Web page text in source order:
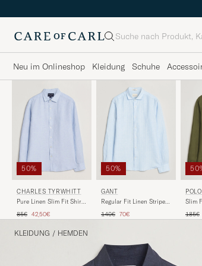
Suche
Neu im Onlineshop Kleidung Schuhe
50%
CHARLES TYRWHITT
Pure Linen Slim Fit Shirt
Regulärer Preis
85€ Reduzierter Preis
42,50€
50%
GANT
Regular Fit Linen Striped
Regulärer Preis
140€ Reduzierter Preis
70€
Slim
185€
KLEIDUNG / HEMDEN